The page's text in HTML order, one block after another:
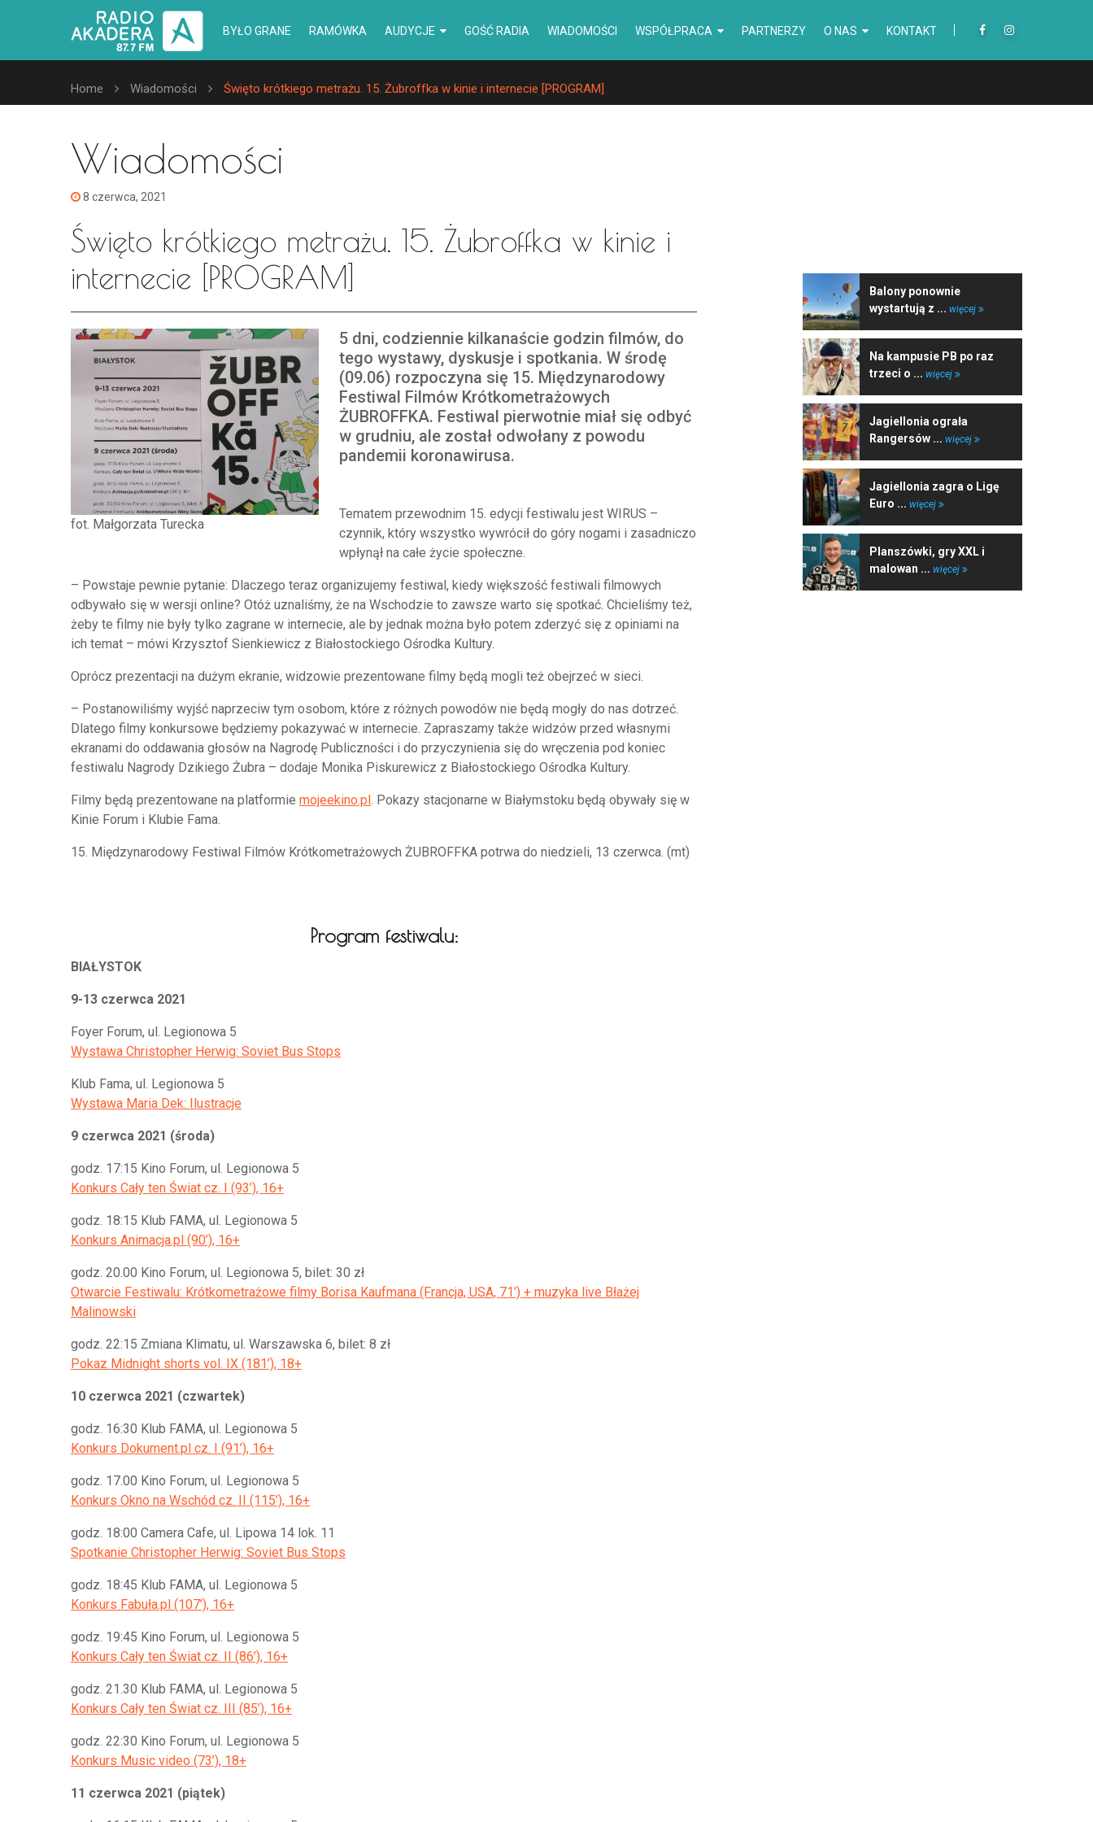
BYŁO GRANE RAMÓWKA AUDYCJE GOŚĆ RADIA WIADOMOŚCI WSPÓŁPRACA PARTNERZY O NAS KONTAKT
Home Wiadomości Święto krótkiego metrażu. 15. Żubroffka w kinie i internecie [PROGRAM]
Wiadomości
8 czerwca, 2021
Święto krótkiego metrażu. 15. Żubroffka w kinie i
internecie [PROGRAM]
fot. Małgorzata Turecka
5 dni, codziennie kilkanaście godzin filmów, do
tego wystawy, dyskusje i spotkania. W środę
(09.06) rozpoczyna się 15. Międzynarodowy
Festiwal Filmów Krótkometrażowych
ŻUBROFFKA. Festiwal pierwotnie miał się odbyć
w grudniu, ale został odwołany z powodu
pandemii koronawirusa.
Tematem przewodnim 15. edycji festiwalu jest WIRUS –
czynnik, który wszystko wywrócił do góry nogami i zasadniczo
wpłynął na całe życie społeczne.
– Powstaje pewnie pytanie: Dlaczego teraz organizujemy festiwal, kiedy większość festiwali filmowych
odbywało się w wersji online? Otóż uznaliśmy, że na Wschodzie to zawsze warto się spotkać. Chcieliśmy też,
żeby te filmy nie były tylko zagrane w internecie, ale by jednak można było potem zderzyć się z opiniami na
ich temat – mówi Krzysztof Sienkiewicz z Białostockiego Ośrodka Kultury.
Oprócz prezentacji na dużym ekranie, widzowie prezentowane filmy będą mogli też obejrzeć w sieci.
– Postanowiliśmy wyjść naprzeciw tym osobom, które z różnych powodów nie będą mogły do nas dotrzeć.
Dlatego filmy konkursowe będziemy pokazywać w internecie. Zapraszamy także widzów przed własnymi
ekranami do oddawania głosów na Nagrodę Publiczności i do przyczynienia się do wręczenia pod koniec
festiwalu Nagrody Dzikiego Żubra – dodaje Monika Piskurewicz z Białostockiego Ośrodka Kultury.
Filmy będą prezentowane na platformie mojeekino.pl. Pokazy stacjonarne w Białymstoku będą obywały się w
Kinie Forum i Klubie Fama.
15. Międzynarodowy Festiwal Filmów Krótkometrażowych ŻUBROFFKA potrwa do niedzieli, 13 czerwca. (mt)
Program festiwalu:
BIAŁYSTOK
9-13 czerwca 2021
Foyer Forum, ul. Legionowa 5
Wystawa Christopher Herwig: Soviet Bus Stops
Klub Fama, ul. Legionowa 5
Wystawa Maria Dek: Ilustracje
9 czerwca 2021 (środa)
godz. 17:15 Kino Forum, ul. Legionowa 5
Konkurs Cały ten Świat cz. I (93’), 16+
godz. 18:15 Klub FAMA, ul. Legionowa 5
Konkurs Animacja.pl (90’), 16+
godz. 20.00 Kino Forum, ul. Legionowa 5, bilet: 30 zł
Otwarcie Festiwalu: Krótkometrażowe filmy Borisa Kaufmana (Francja, USA, 71’) + muzyka live Błażej
Malinowski
godz. 22:15 Zmiana Klimatu, ul. Warszawska 6, bilet: 8 zł
Pokaz Midnight shorts vol. IX (181’), 18+
10 czerwca 2021 (czwartek)
godz. 16:30 Klub FAMA, ul. Legionowa 5
Konkurs Dokument.pl cz. I (91’), 16+
godz. 17.00 Kino Forum, ul. Legionowa 5
Konkurs Okno na Wschód cz. II (115’), 16+
godz. 18:00 Camera Cafe, ul. Lipowa 14 lok. 11
Spotkanie Christopher Herwig: Soviet Bus Stops
godz. 18:45 Klub FAMA, ul. Legionowa 5
Konkurs Fabuła.pl (107’), 16+
godz. 19:45 Kino Forum, ul. Legionowa 5
Konkurs Cały ten Świat cz. II (86’), 16+
godz. 21.30 Klub FAMA, ul. Legionowa 5
Konkurs Cały ten Świat cz. III (85’), 16+
godz. 22:30 Kino Forum, ul. Legionowa 5
Konkurs Music video (73’), 18+
11 czerwca 2021 (piątek)
Balony ponownie
wystartują z ... więcej
Na kampusie PB po raz
trzeci o ... więcej
Jagiellonia ograła
Rangersów ... więcej
Jagiellonia zagra o Ligę
Euro ... więcej
Planszówki, gry XXL i
malowan ... więcej